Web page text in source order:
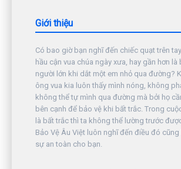
Giới thiệu
Có bao giờ bạn nghĩ đến chiếc quạt trên
hầu cận vua chúa ngày xưa, hay gần hơn là
người lớn khi dắt một em nhỏ qua đường?
ông vua kia luôn thấy mình nóng, không
không thể tự mình qua đường mà bởi họ
bên cạnh để bảo vệ khi bất trắc. Trong
là bất trắc thì ta không thể lường trước
Bảo Vệ Âu Việt luôn nghĩ đến điều đó cũng
sự an toàn cho bạn.